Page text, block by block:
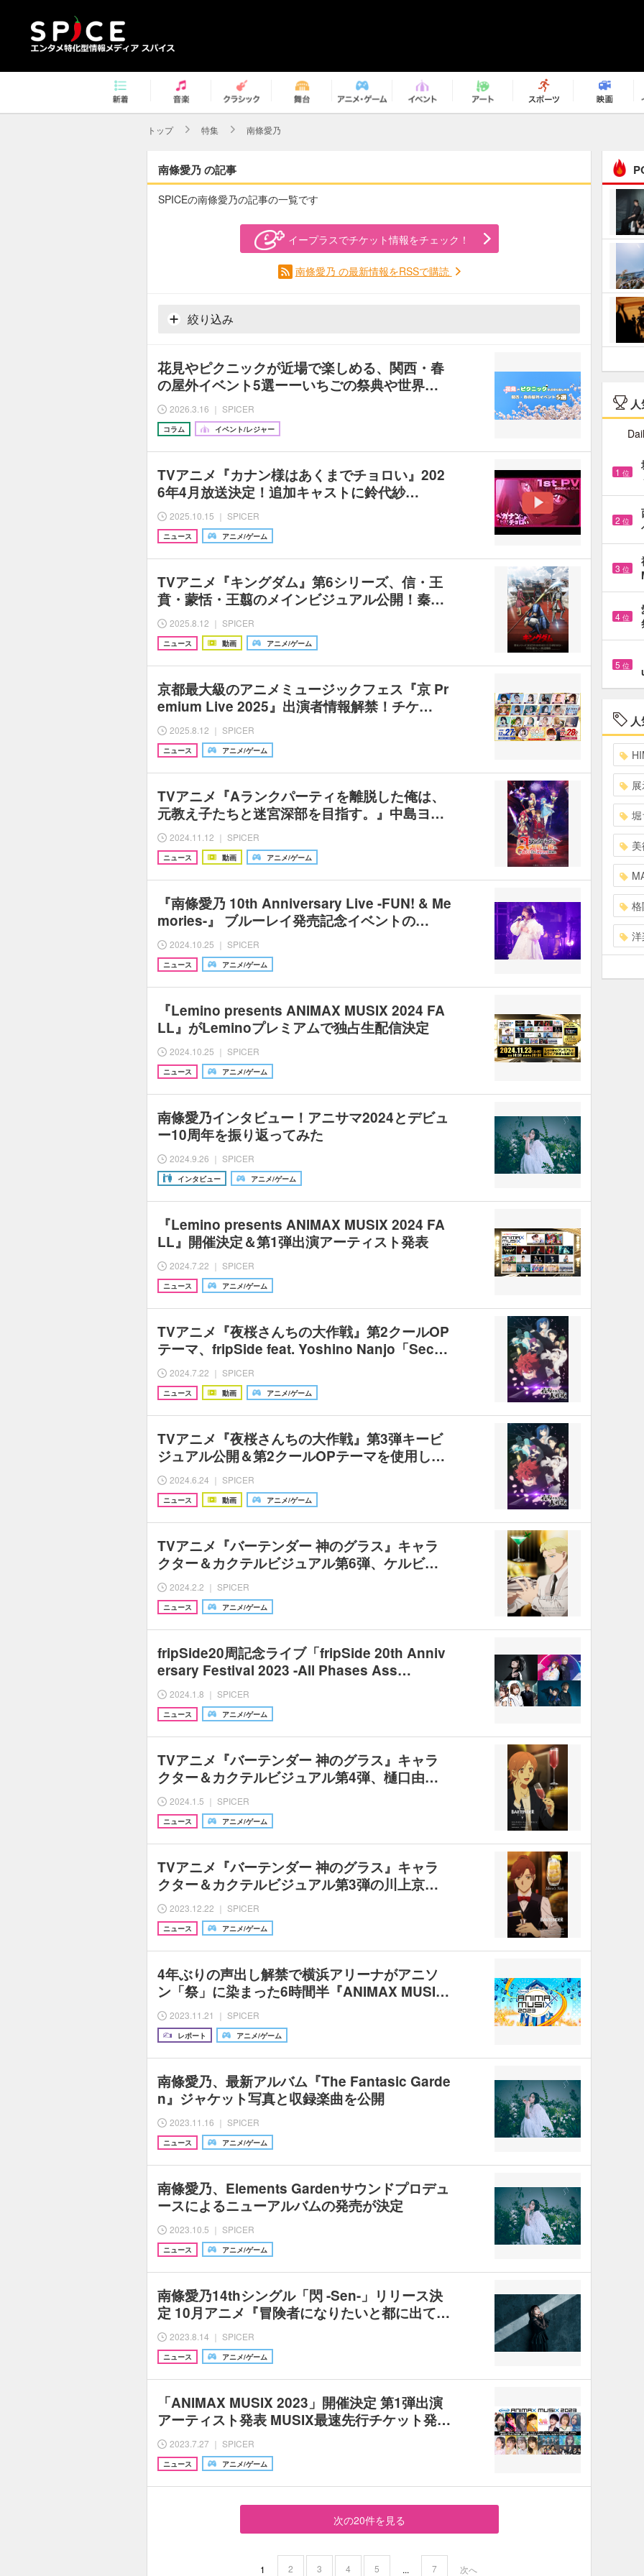
トップ 特集 南條愛乃
南條愛乃 の記事
SPICEの南條愛乃の記事の一覧です
イープラスでチケット情報をチェック！
南條愛乃 の最新情報をRSSで購読
絞り込み
花見やピクニックが近場で楽しめる、関西・春
の屋外イベント5選ーーいちごの祭典や世界…
2026.3.16 ｜ SPICER
コラム イベント/レジャー
TVアニメ『カナン様はあくまでチョロい』202
6年4月放送決定！追加キャストに鈴代紗…
2025.10.15 ｜ SPICER
ニュース アニメ/ゲーム
TVアニメ『キングダム』第6シリーズ、信・王
賁・蒙恬・王翦のメインビジュアル公開！秦…
2025.8.12 ｜ SPICER
ニュース 動画 アニメ/ゲーム
京都最大級のアニメミュージックフェス『京 Pr
emium Live 2025』出演者情報解禁！チケ…
2025.8.12 ｜ SPICER
ニュース アニメ/ゲーム
TVアニメ『Aランクパーティを離脱した俺は、
元教え子たちと迷宮深部を目指す。』中島ヨ…
2024.11.12 ｜ SPICER
ニュース 動画 アニメ/ゲーム
『南條愛乃 10th Anniversary Live -FUN! & Me
mories-』 ブルーレイ発売記念イベントの…
2024.10.25 ｜ SPICER
ニュース アニメ/ゲーム
『Lemino presents ANIMAX MUSIX 2024 FA
LL』がLeminoプレミアムで独占生配信決定
2024.10.25 ｜ SPICER
ニュース アニメ/ゲーム
南條愛乃インタビュー！アニサマ2024とデビュ
ー10周年を振り返ってみた
2024.9.26 ｜ SPICER
インタビュー アニメ/ゲーム
『Lemino presents ANIMAX MUSIX 2024 FA
LL』開催決定＆第1弾出演アーティスト発表
2024.7.22 ｜ SPICER
ニュース アニメ/ゲーム
TVアニメ『夜桜さんちの大作戦』第2クールOP
テーマ、fripSide feat. Yoshino Nanjo「Sec…
2024.7.22 ｜ SPICER
ニュース 動画 アニメ/ゲーム
TVアニメ『夜桜さんちの大作戦』第3弾キービ
ジュアル公開＆第2クールOPテーマを使用し…
2024.6.24 ｜ SPICER
ニュース 動画 アニメ/ゲーム
TVアニメ『バーテンダー 神のグラス』キャラ
クター＆カクテルビジュアル第6弾、ケルビ…
2024.2.2 ｜ SPICER
ニュース アニメ/ゲーム
fripSide20周記念ライブ「fripSide 20th Anniv
ersary Festival 2023 -All Phases Ass…
2024.1.8 ｜ SPICER
ニュース アニメ/ゲーム
TVアニメ『バーテンダー 神のグラス』キャラ
クター＆カクテルビジュアル第4弾、樋口由…
2024.1.5 ｜ SPICER
ニュース アニメ/ゲーム
TVアニメ『バーテンダー 神のグラス』キャラ
クター＆カクテルビジュアル第3弾の川上京…
2023.12.22 ｜ SPICER
ニュース アニメ/ゲーム
4年ぶりの声出し解禁で横浜アリーナがアニソ
ン「祭」に染まった6時間半『ANIMAX MUSI…
2023.11.21 ｜ SPICER
レポート アニメ/ゲーム
南條愛乃、最新アルバム『The Fantasic Garde
n』ジャケット写真と収録楽曲を公開
2023.11.16 ｜ SPICER
ニュース アニメ/ゲーム
南條愛乃、Elements Gardenサウンドプロデュ
ースによるニューアルバムの発売が決定
2023.10.5 ｜ SPICER
ニュース アニメ/ゲーム
南條愛乃14thシングル「閃 -Sen-」リリース決
定 10月アニメ『冒険者になりたいと都に出て…
2023.8.14 ｜ SPICER
ニュース アニメ/ゲーム
「ANIMAX MUSIX 2023」開催決定 第1弾出演
アーティスト発表 MUSIX最速先行チケット発…
2023.7.27 ｜ SPICER
ニュース アニメ/ゲーム
次の20件を見る
1 2 3 4 5 ... 7 次へ
1 位
2 位
3 位
4 位
5 位